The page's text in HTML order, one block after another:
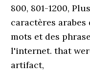
800, 801-1200,
caractères
mots et des
l'internet. that
artifact,